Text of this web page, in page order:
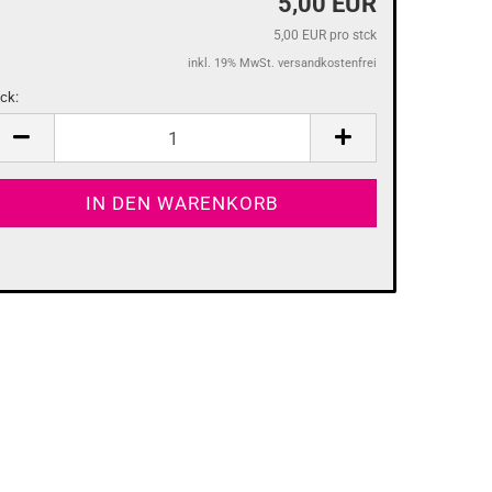
5,00 EUR pro stck
inkl. 19% MwSt. versandkostenfrei